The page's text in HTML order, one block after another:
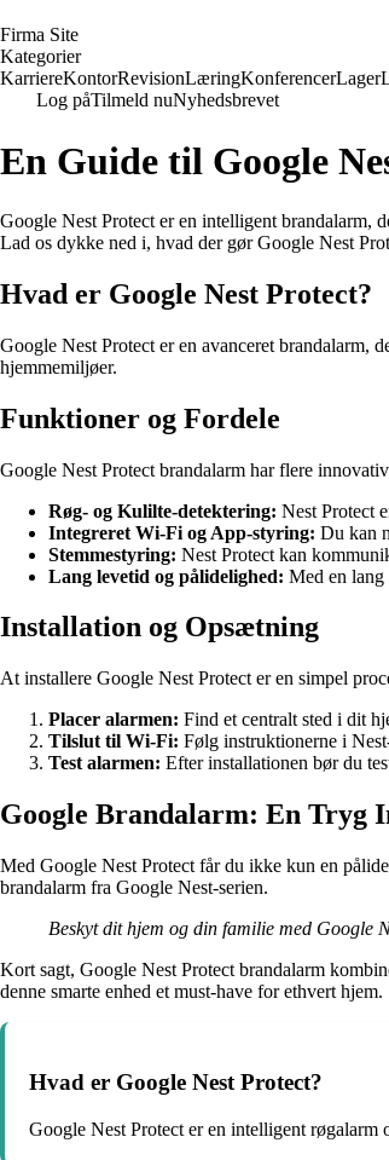
Firma Site
Kategorier
KarriereKontorRevisionLæringKonferencerLager
Log påTilmeld nuNyhedsbrevet
En Guide til Google
Google Nest Protect er en intelligent brandalarm,
Lad os dykke ned i, hvad der gør Google Nest
Hvad er Google Nest Protect?
Google Nest Protect er en avanceret brandalarm,
hjemmemiljøer.
Funktioner og Fordele
Google Nest Protect brandalarm har flere
Røg- og Kulilte-detektering: Nest Protect
Integreret Wi-Fi og App-styring: Du kan
Stemmestyring: Nest Protect kan
Lang levetid og pålidelighed: Med en
Installation og Opsætning
At installere Google Nest Protect er en simpel
Placer alarmen: Find et centralt sted i dit
Tilslut til Wi-Fi: Følg instruktionerne i
Test alarmen: Efter installationen bør du
Google Brandalarm: En Tryg
Med Google Nest Protect får du ikke kun en
brandalarm fra Google Nest-serien.
Beskyt dit hjem og din familie med Google
Kort sagt, Google Nest Protect brandalarm
denne smarte enhed et must-have for ethvert hjem.
Hvad er Google Nest Protect?
Google Nest Protect er en intelligent røgalarm